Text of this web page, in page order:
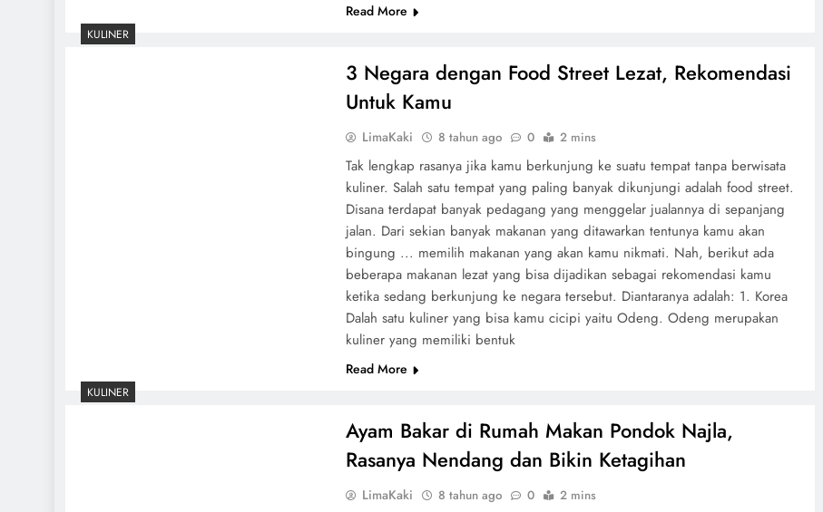
Read More
KULINER
3 Negara dengan Food Street Lezat, Rekomendasi
Untuk Kamu
LimaKaki 8 tahun ago 0 2 mins
Tak lengkap rasanya jika kamu berkunjung ke suatu tempat tanpa berwisata
kuliner. Salah satu tempat yang paling banyak dikunjungi adalah food street.
Disana terdapat banyak pedagang yang menggelar jualannya di sepanjang
jalan. Dari sekian banyak makanan yang ditawarkan tentunya kamu akan
bingung ... memilih makanan yang akan kamu nikmati. Nah, berikut ada
beberapa makanan lezat yang bisa dijadikan sebagai rekomendasi kamu
ketika sedang berkunjung ke negara tersebut. Diantaranya adalah: 1. Korea
Dalah satu kuliner yang bisa kamu cicipi yaitu Odeng. Odeng merupakan
kuliner yang memiliki bentuk
Read More
KULINER
Ayam Bakar di Rumah Makan Pondok Najla,
Rasanya Nendang dan Bikin Ketagihan
LimaKaki 8 tahun ago 0 2 mins